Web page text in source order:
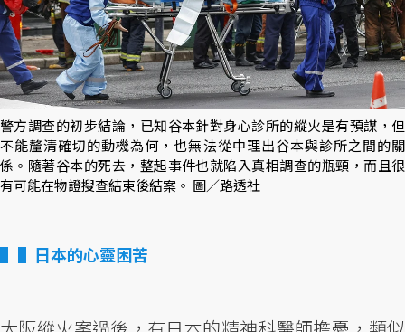
警方調查的初步結論，已知谷本針對身心診所的縱火是有預謀，但
不能釐清確切的動機為何，也無法從中理出谷本與診所之間的關
係。隨著谷本的死去，整起事件也就陷入真相調查的瓶頸，而且很
有可能在物證搜查結束後結案。 圖／路透社
▌日本的心靈困苦